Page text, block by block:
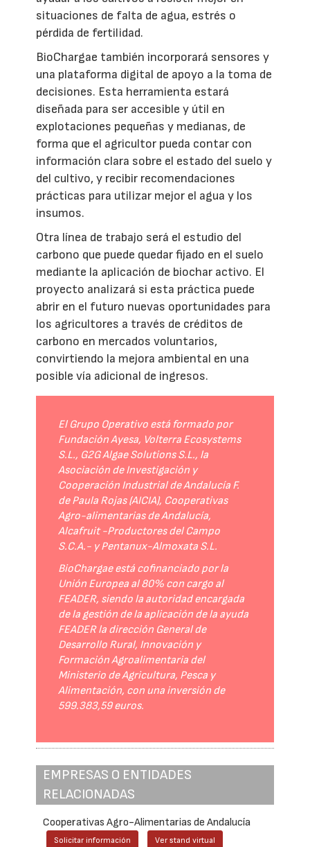
situaciones de falta de agua, estrés o
pérdida de fertilidad.
BioChargae también incorporará sensores y
una plataforma digital de apoyo a la toma de
decisiones. Esta herramienta estará
diseñada para ser accesible y útil en
explotaciones pequeñas y medianas, de
forma que el agricultor pueda contar con
información clara sobre el estado del suelo y
del cultivo, y recibir recomendaciones
prácticas para utilizar mejor el agua y los
insumos.
Otra línea de trabajo será el estudio del
carbono que puede quedar fijado en el suelo
mediante la aplicación de biochar activo. El
proyecto analizará si esta práctica puede
abrir en el futuro nuevas oportunidades para
los agricultores a través de créditos de
carbono en mercados voluntarios,
convirtiendo la mejora ambiental en una
posible vía adicional de ingresos.
El Grupo Operativo está formado por
Fundación Ayesa, Volterra Ecosystems
S.L., G2G Algae Solutions S.L., la
Asociación de Investigación y
Cooperación Industrial de Andalucía F.
de Paula Rojas (AICIA), Cooperativas
Agro-alimentarias de Andalucía,
Alcafruit -Productores del Campo
S.C.A.- y Pentanux-Almoxata S.L.
BioChargae está cofinanciado por la
Unión Europea al 80% con cargo al
FEADER, siendo la autoridad encargada
de la gestión de la aplicación de la ayuda
FEADER la dirección General de
Desarrollo Rural, Innovación y
Formación Agroalimentaria del
Ministerio de Agricultura, Pesca y
Alimentación, con una inversión de
599.383,59 euros.
EMPRESAS O ENTIDADES
RELACIONADAS
Cooperativas Agro-Alimentarias de Andalucía
Solicitar información Ver stand virtual